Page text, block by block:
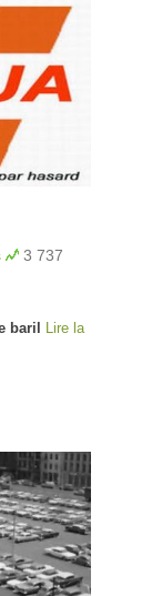
3 737
baril
Lire la